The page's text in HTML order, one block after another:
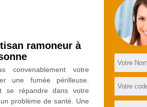
ramoneur à
convenablement votre
une fumée périlleuse.
se répandre dans votre
problème de santé. Une